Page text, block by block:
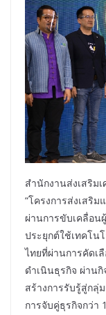
สำนักงานส่งเสริม
“โครงการส่งเสริ
ผ่านการขับเคลื่อ
ประยุกต์ใช้เทคโน
ไทยที่ผ่านการคัดเ
ดำเนินธุรกิจ ผ่าน
สร้างการรับรู้สู่กลุ่
การจับคู่ธุรกิจกว่า